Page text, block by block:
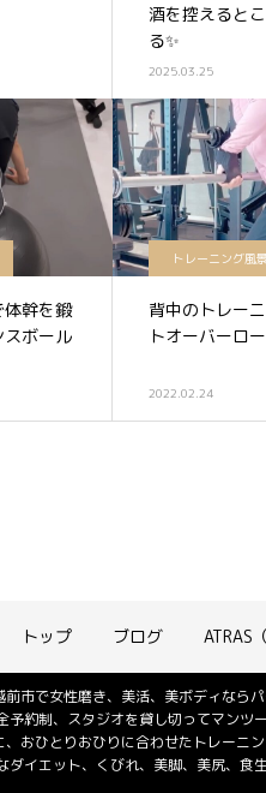
酒を控えると
る✨
2025.03.25
体幹を鍛
ボール
トレーニング風景
背中のトレー
トオーバーロ
2022.02.24
トップ ブログ ATRAS
市で女性磨き、美活、美ボディなら
予約制、スタジオを貸し切ってマン
おひとりおひりに合わせたトレーニ
ダイエット、くびれ、美脚、美尻、